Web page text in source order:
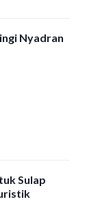
Nyadran
Sulap